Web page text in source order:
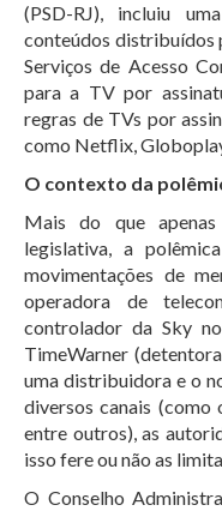
(PSD-RJ), incluiu
conteúdos distribuídos
Serviços de Acesso
para a TV por
regras de TVs por
como Netflix,
O contexto da
Mais do que
legislativa, a
movimentações de
operadora de
controlador da Sky
TimeWarner
uma distribuidora e o
diversos canais
entre outros), as
isso fere ou não as
O Conselho